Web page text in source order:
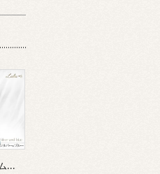
ハーバリウムボールペン 完成品 選べる2色 退職祝い 就職祝い 誕生日 ギフト プレゼント 女性 男性 プチギフト 花 筆記用具 送別 卒業祝い 母の日 父の日 敬老の日 お礼 Lulu＊s ルルズ